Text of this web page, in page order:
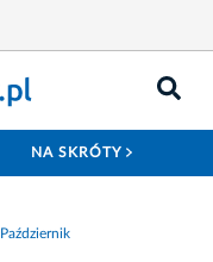
NA SKRÓTY
Październik